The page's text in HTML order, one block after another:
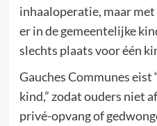
inhaaloperatie, maar
er in de gemeentelijke
slechts plaats voor één
Gauches Communes eist
kind,” zodat ouders niet
privé-opvang of